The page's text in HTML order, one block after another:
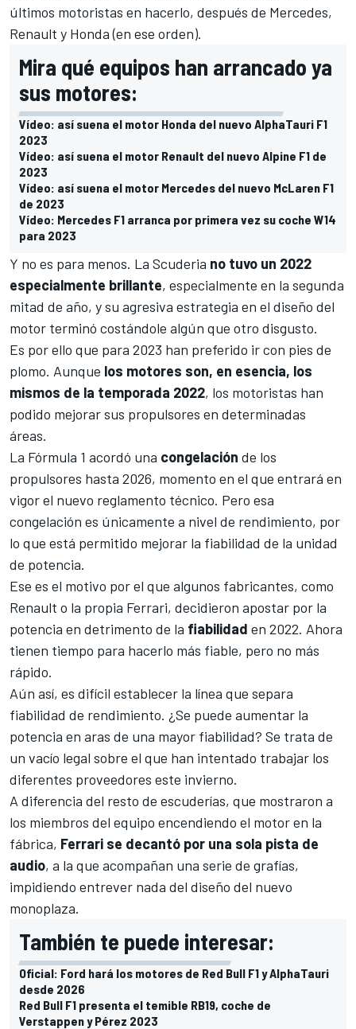
últimos motoristas en hacerlo, después de Mercedes,
Renault y Honda (en ese orden).
Mira qué equipos han arrancado ya
sus motores:
Vídeo: así suena el motor Honda del nuevo AlphaTauri F1
2023
Vídeo: así suena el motor Renault del nuevo Alpine F1 de
2023
Vídeo: así suena el motor Mercedes del nuevo McLaren F1
de 2023
Vídeo: Mercedes F1 arranca por primera vez su coche W14
para 2023
Y no es para menos. La Scuderia no tuvo un 2022
especialmente brillante, especialmente en la segunda
mitad de año, y su agresiva estrategia en el diseño del
motor terminó costándole algún que otro disgusto.
Es por ello que para 2023 han preferido ir con pies de
plomo. Aunque los motores son, en esencia, los
mismos de la temporada 2022, los motoristas han
podido mejorar sus propulsores en determinadas
áreas.
La Fórmula 1 acordó una congelación de los
propulsores hasta 2026, momento en el que entrará en
vigor el nuevo reglamento técnico. Pero esa
congelación es únicamente a nivel de rendimiento, por
lo que está permitido mejorar la fiabilidad de la unidad
de potencia.
Ese es el motivo por el que algunos fabricantes, como
Renault o la propia Ferrari, decidieron apostar por la
potencia en detrimento de la fiabilidad en 2022. Ahora
tienen tiempo para hacerlo más fiable, pero no más
rápido.
Aún así, es difícil establecer la línea que separa
fiabilidad de rendimiento. ¿Se puede aumentar la
potencia en aras de una mayor fiabilidad? Se trata de
un vacío legal sobre el que han intentado trabajar los
diferentes proveedores este invierno.
A diferencia del resto de escuderías, que mostraron a
los miembros del equipo encendiendo el motor en la
fábrica, Ferrari se decantó por una sola pista de
audio, a la que acompañan una serie de grafías,
impidiendo entrever nada del diseño del nuevo
monoplaza.
También te puede interesar:
Oficial: Ford hará los motores de Red Bull F1 y AlphaTauri
desde 2026
Red Bull F1 presenta el temible RB19, coche de
Verstappen y Pérez 2023